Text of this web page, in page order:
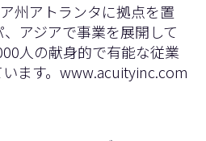
州アトランタに拠点を置
アジアで事業を展開して
人の献身的で有能な従業
ます。 www.acuityinc.com